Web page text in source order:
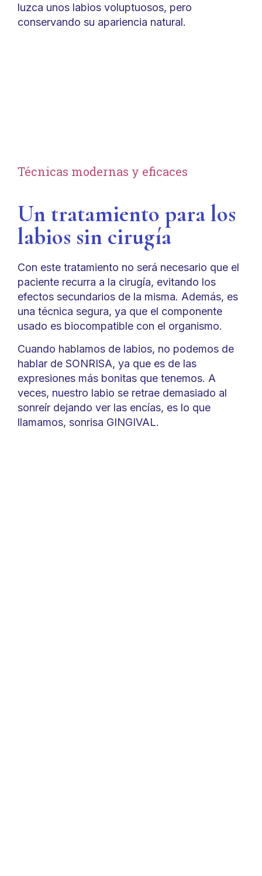
luzca unos labios voluptuosos, pero
conservando su apariencia natural.
Técnicas modernas y eficaces
Un tratamiento para los
labios sin cirugía
Con este tratamiento no será necesario que el
paciente recurra a la cirugía, evitando los
efectos secundarios de la misma. Además, es
una técnica segura, ya que el componente
usado es biocompatible con el organismo.
Cuando hablamos de labios, no podemos de
hablar de SONRISA, ya que es de las
expresiones más bonitas que tenemos. A
veces, nuestro labio se retrae demasiado al
sonreír dejando ver las encías, es lo que
llamamos, sonrisa GINGIVAL.